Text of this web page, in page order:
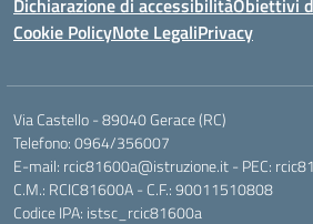
Dichiarazione di accessibilitàObiettivi
Cookie PolicyNote LegaliPrivacy
Via Castello - 89040 Gerace (RC)
Telefono: 0964/356007
E-mail: rcic81600a@istruzione.it - PEC:
C.M.: RCIC81600A - C.F.: 90011510808
Codice IPA: istsc_rcic81600a